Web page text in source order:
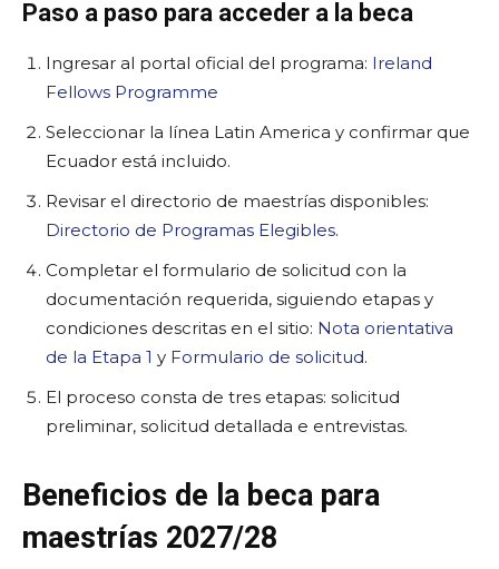
Paso a paso para acceder a la beca
Ingresar al portal oficial del programa: Ireland
Fellows Programme
Seleccionar la línea Latin America y confirmar que
Ecuador está incluido.
Revisar el directorio de maestrías disponibles:
Directorio de Programas Elegibles.
Completar el formulario de solicitud con la
documentación requerida, siguiendo etapas y
condiciones descritas en el sitio: Nota orientativa
de la Etapa 1 y Formulario de solicitud.
El proceso consta de tres etapas: solicitud
preliminar, solicitud detallada e entrevistas.
Beneficios de la beca para
maestrías 2027/28